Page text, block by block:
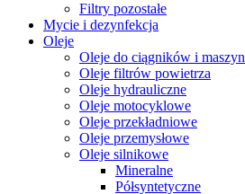
Filtry pozostałe
Mycie i dezynfekcja
Oleje
Oleje do ciągników i maszyn
Oleje filtrów powietrza
Oleje hydrauliczne
Oleje motocyklowe
Oleje przekładniowe
Oleje przemysłowe
Oleje silnikowe
Mineralne
Półsyntetyczne